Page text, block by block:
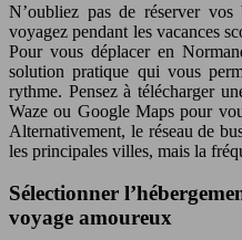
N’oubliez pas de réserver
voyagez pendant les vacances
Pour vous déplacer en
solution pratique qui vous
rythme. Pensez à télécharger
Waze ou Google Maps pour
Alternativement, le réseau de
les principales villes, mais la
Sélectionner
voyage amoureux